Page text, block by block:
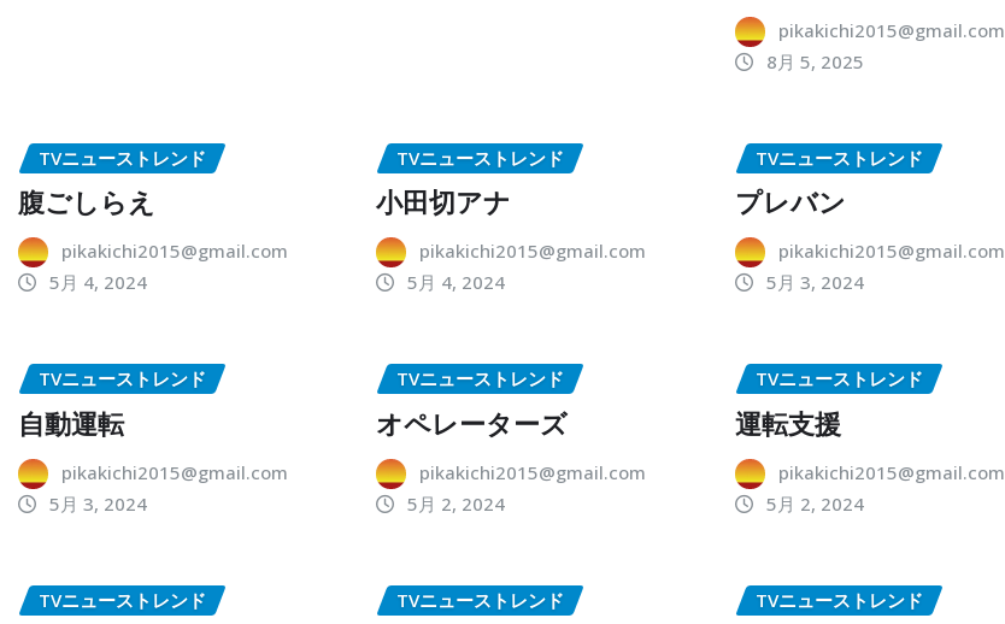
pikakichi2015@gmail.com
8月 5, 2025
TVニューストレンド
腹ごしらえ
pikakichi2015@gmail.com
5月 4, 2024
TVニューストレンド
小田切アナ
pikakichi2015@gmail.com
5月 4, 2024
TVニューストレンド
プレバン
pikakichi2015@gmail.com
5月 3, 2024
TVニューストレンド
自動運転
pikakichi2015@gmail.com
5月 3, 2024
TVニューストレンド
オペレーターズ
pikakichi2015@gmail.com
5月 2, 2024
TVニューストレンド
運転支援
pikakichi2015@gmail.com
5月 2, 2024
TVニューストレンド TVニューストレンド TVニューストレンド